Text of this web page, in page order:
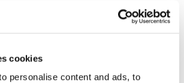
cookies
personalise content and ads, to